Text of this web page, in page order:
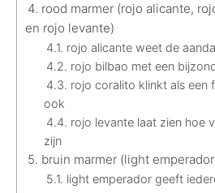
rood marmer (rojo alicante,
en rojo levante)
rojo alicante weet de
rojo bilbao met een
rojo coralito klinkt als een
ook
rojo levante laat zien hoe
zijn
bruin marmer (light
light emperador geeft